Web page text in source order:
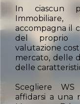
In ciascun
accompagna il
del proprio
valutazione
mercato, delle
delle
Scegliere
affidarsi a una